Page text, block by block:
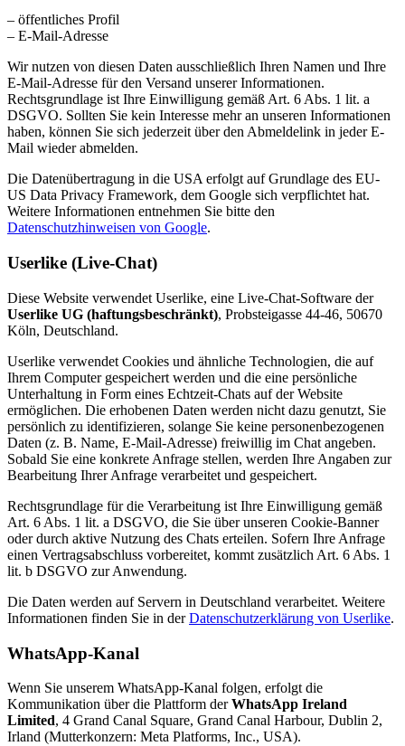
– öffentliches Profil
– E-Mail-Adresse
Wir nutzen von diesen Daten ausschließlich Ihren Namen und Ihre
E-Mail-Adresse für den Versand unserer Informationen.
Rechtsgrundlage ist Ihre Einwilligung gemäß Art. 6 Abs. 1 lit. a
DSGVO. Sollten Sie kein Interesse mehr an unseren Informationen
haben, können Sie sich jederzeit über den Abmeldelink in jeder E-
Mail wieder abmelden.
Die Datenübertragung in die USA erfolgt auf Grundlage des EU-
US Data Privacy Framework, dem Google sich verpflichtet hat.
Weitere Informationen entnehmen Sie bitte den
Datenschutzhinweisen von Google.
Userlike (Live-Chat)
Diese Website verwendet Userlike, eine Live-Chat-Software der
Userlike UG (haftungsbeschränkt), Probsteigasse 44-46, 50670
Köln, Deutschland.
Userlike verwendet Cookies und ähnliche Technologien, die auf
Ihrem Computer gespeichert werden und die eine persönliche
Unterhaltung in Form eines Echtzeit-Chats auf der Website
ermöglichen. Die erhobenen Daten werden nicht dazu genutzt, Sie
persönlich zu identifizieren, solange Sie keine personenbezogenen
Daten (z. B. Name, E-Mail-Adresse) freiwillig im Chat angeben.
Sobald Sie eine konkrete Anfrage stellen, werden Ihre Angaben zur
Bearbeitung Ihrer Anfrage verarbeitet und gespeichert.
Rechtsgrundlage für die Verarbeitung ist Ihre Einwilligung gemäß
Art. 6 Abs. 1 lit. a DSGVO, die Sie über unseren Cookie-Banner
oder durch aktive Nutzung des Chats erteilen. Sofern Ihre Anfrage
einen Vertragsabschluss vorbereitet, kommt zusätzlich Art. 6 Abs. 1
lit. b DSGVO zur Anwendung.
Die Daten werden auf Servern in Deutschland verarbeitet. Weitere
Informationen finden Sie in derDatenschutzerklärung von Userlike.
WhatsApp-Kanal
Wenn Sie unserem WhatsApp-Kanal folgen, erfolgt die
Kommunikation über die Plattform derWhatsApp Ireland
Limited, 4 Grand Canal Square, Grand Canal Harbour, Dublin 2,
Irland (Mutterkonzern: Meta Platforms, Inc., USA).